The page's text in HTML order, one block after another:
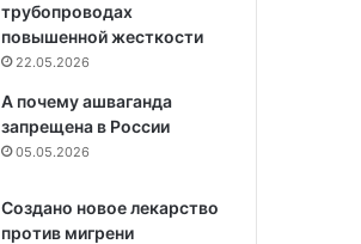
трубопроводах
повышенной жесткости
22.05.2026
А почему ашваганда
запрещена в России
05.05.2026
Создано новое лекарство
против мигрени